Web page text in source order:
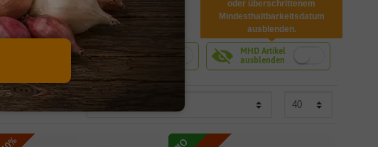
Anbauort